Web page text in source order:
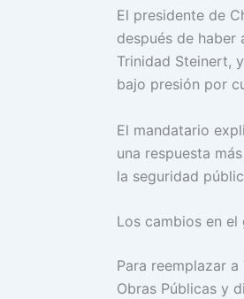
El presidente de
después de haber
Trinidad Steinert,
bajo presión por
El mandatario
una respuesta
la seguridad
Los cambios en el
Para reemplazar
Obras Públicas y